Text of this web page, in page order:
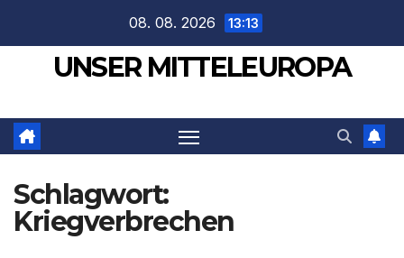
springen
08. 08. 2026 13:13
UNSER MITTELEUROPA
Schlagwort:
Kriegverbrechen